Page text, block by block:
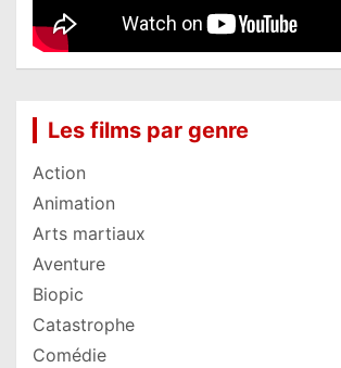
Les films par genre
Action
Animation
Arts martiaux
Aventure
Biopic
Catastrophe
Comédie